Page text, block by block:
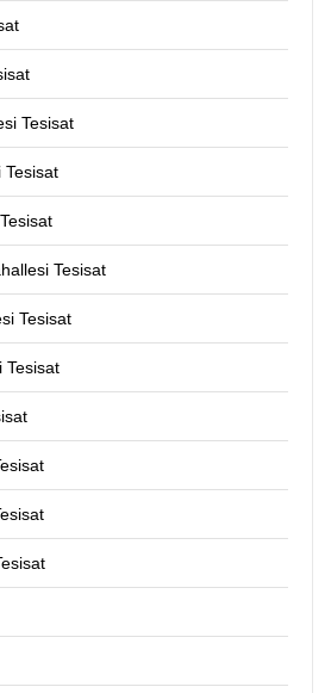
Tesisat
Tesisat
Tesisat
Tesisat
Tesisat